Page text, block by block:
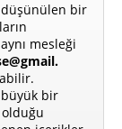
düşünülen bir
mesleği
bir